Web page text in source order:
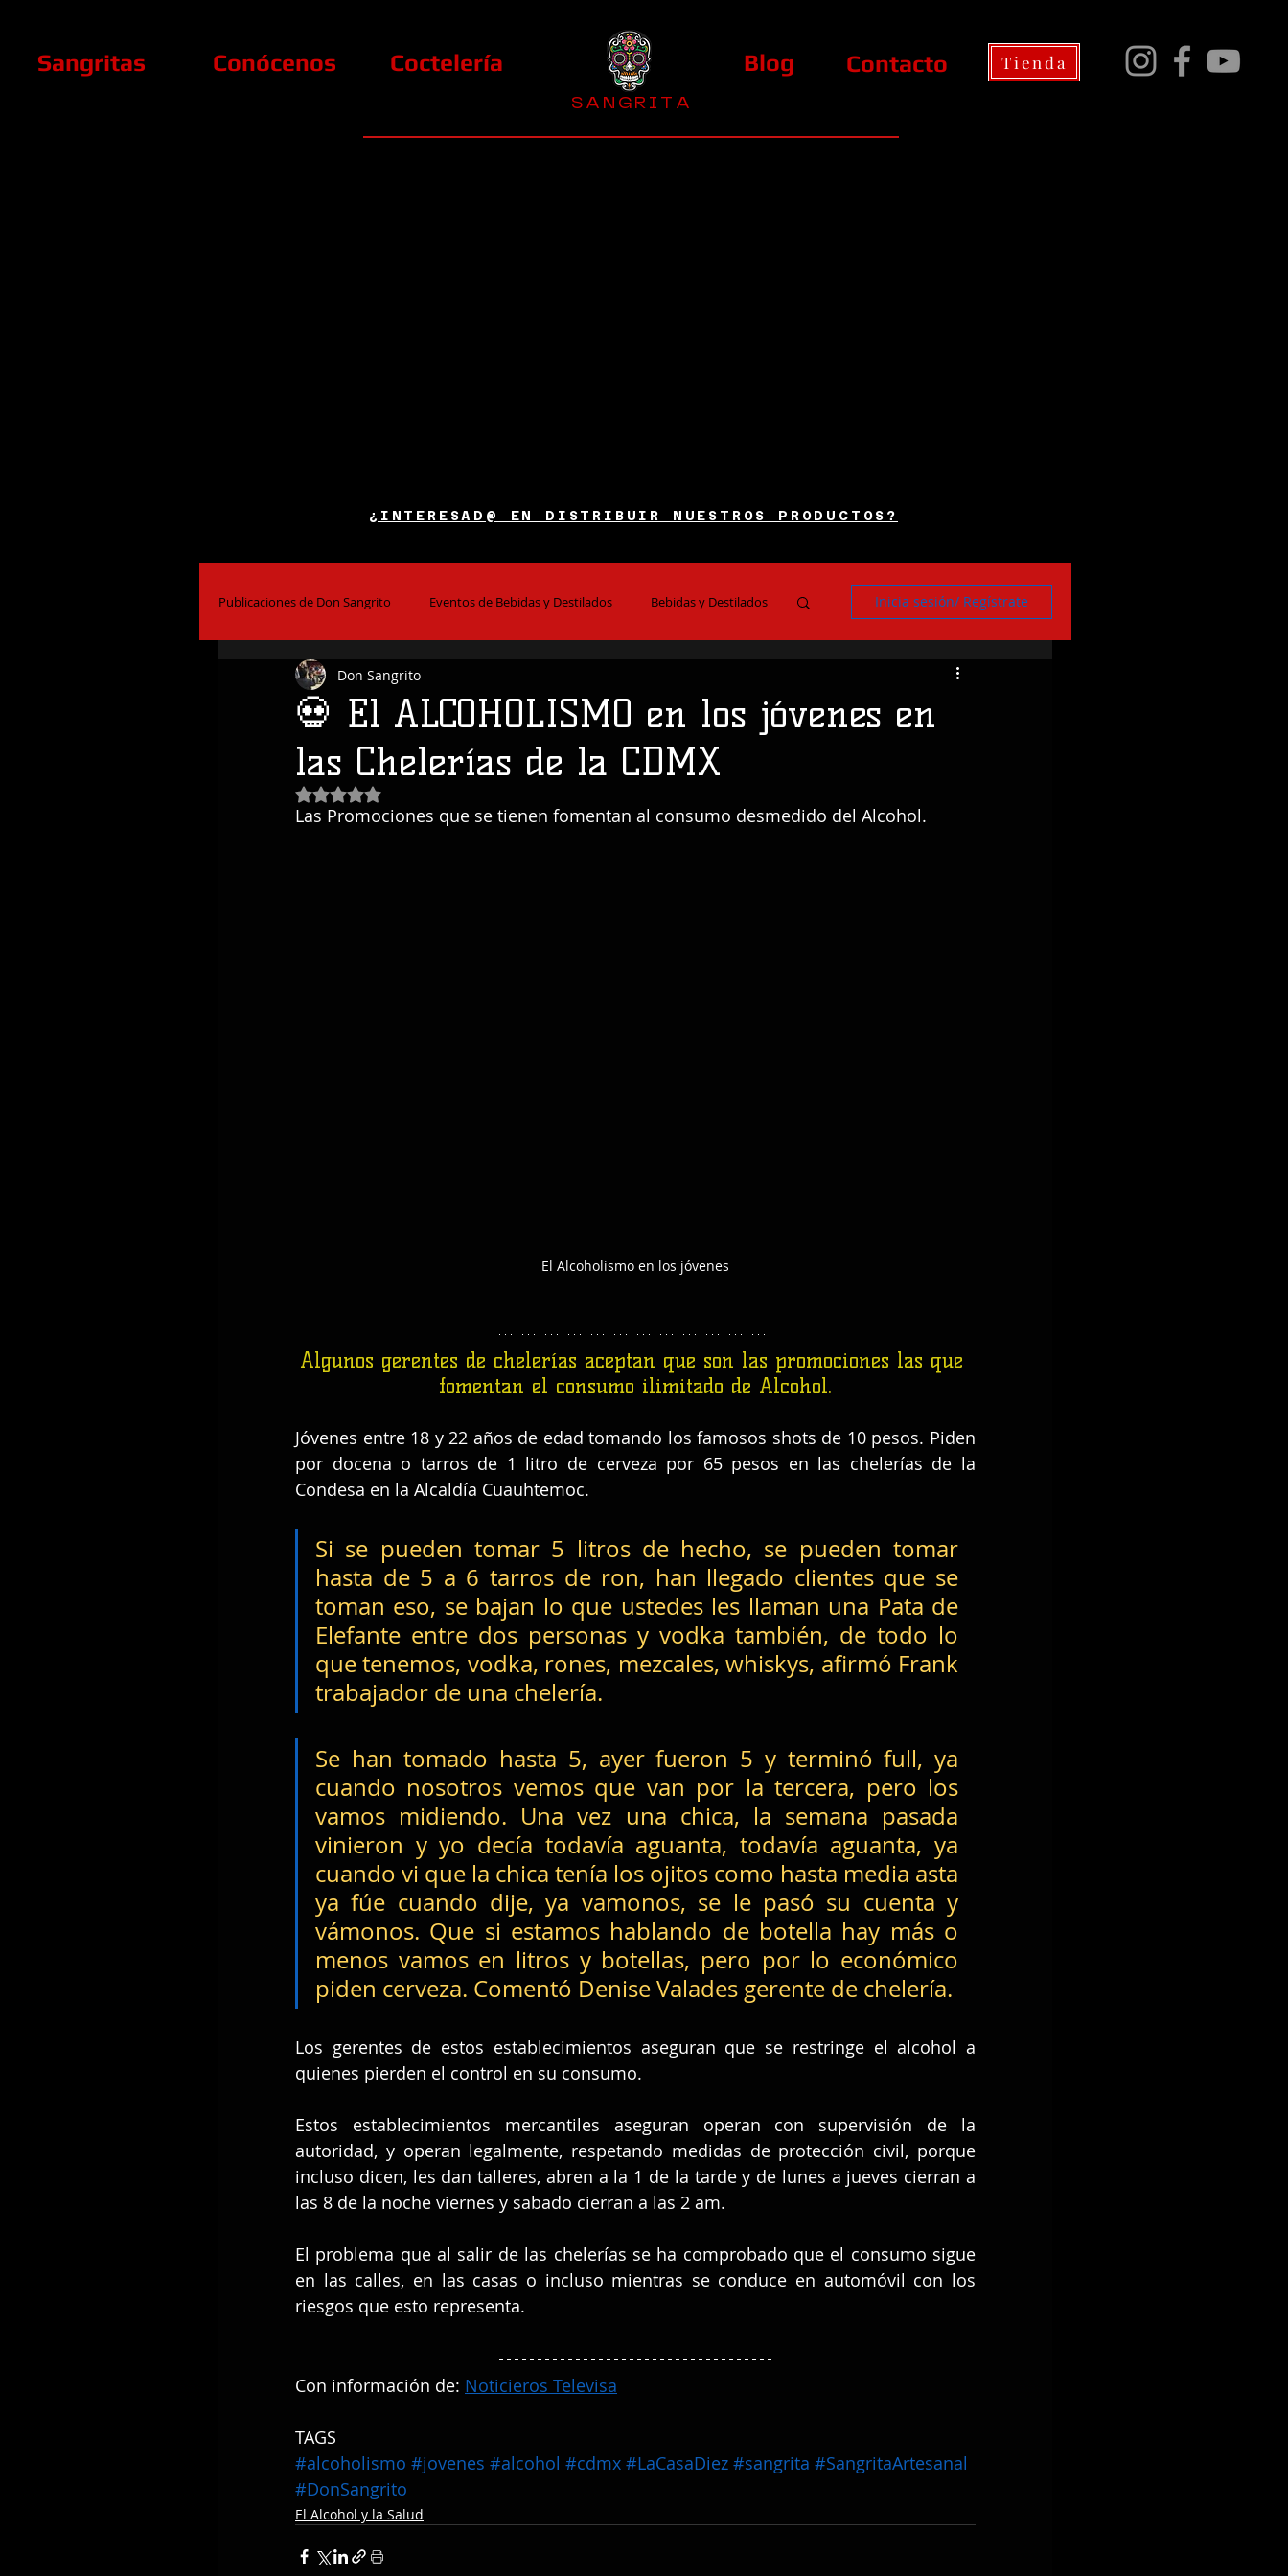
Sangritas Conócenos Coctelería Blog Contacto Tienda
S A N G R I T A
¿INTERESAD@ EN DISTRIBUIR NUESTROS PRODUCTOS?
Publicaciones de Don Sangrito Eventos de Bebidas y Destilados Bebidas y Destilados
El Alcohol y la Salud Bares y Restaurantes
Coctelería
Inicia sesión/ Regístrate
💀 El ALCOHOLISMO en los jóvenes en
las Chelerías de la CDMX
Don Sangrito
Obtuvo NaN de 5 estrellas.
Las Promociones que se tienen fomentan al consumo desmedido del Alcohol.
El Alcoholismo en los jóvenes
Algunos gerentes de chelerías aceptan que son las promociones las que
fomentan el consumo ilimitado de Alcohol.
Jóvenes entre 18 y 22 años de edad tomando los famosos shots de 10 pesos. Piden
por docena o tarros de 1 litro de cerveza por 65 pesos en las chelerías de la
Condesa en la Alcaldía Cuauhtemoc.
Si se pueden tomar 5 litros de hecho, se pueden tomar
hasta de 5 a 6 tarros de ron, han llegado clientes que se
toman eso, se bajan lo que ustedes les llaman una Pata de
Elefante entre dos personas y vodka también, de todo lo
que tenemos, vodka, rones, mezcales, whiskys, afirmó Frank
trabajador de una chelería.
Se han tomado hasta 5, ayer fueron 5 y terminó full, ya
cuando nosotros vemos que van por la tercera, pero los
vamos midiendo. Una vez una chica, la semana pasada
vinieron y yo decía todavía aguanta, todavía aguanta, ya
cuando vi que la chica tenía los ojitos como hasta media asta
ya fúe cuando dije, ya vamonos, se le pasó su cuenta y
vámonos. Que si estamos hablando de botella hay más o
menos vamos en litros y botellas, pero por lo económico
piden cerveza. Comentó Denise Valades gerente de chelería.
Los gerentes de estos establecimientos aseguran que se restringe el alcohol a
quienes pierden el control en su consumo.
Estos establecimientos mercantiles aseguran operan con supervisión de la
autoridad, y operan legalmente, respetando medidas de protección civil, porque
incluso dicen, les dan talleres, abren a la 1 de la tarde y de lunes a jueves cierran a
las 8 de la noche viernes y sabado cierran a las 2 am.
El problema que al salir de las chelerías se ha comprobado que el consumo sigue
en las calles, en las casas o incluso mientras se conduce en automóvil con los
riesgos que esto representa.
Con información de: Noticieros Televisa
TAGS
#alcoholismo #jovenes #alcohol #cdmx #LaCasaDiez #sangrita #SangritaArtesanal
#DonSangrito
El Alcohol y la Salud